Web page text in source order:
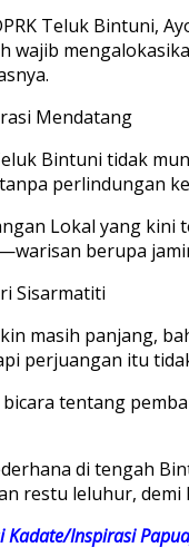
Teluk Bintuni,
wajib
Mendatang
Bintuni tidak
perlindungan
Lokal yang kini
berupa
Sisarmatiti
masih panjang,
perjuangan itu
tentang
di tengah
restu leluhur,
Kadate/Inspirasi